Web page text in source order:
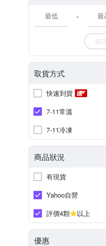
-
確定
取貨方式
快速到貨
7-11常溫
7-11冷凍
商品狀況
有現貨
Yahoo自營
評價4顆
以上
優惠